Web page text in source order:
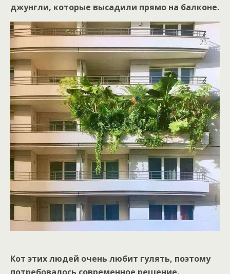
джунгли, которые высадили прямо на балконе.
Кот этих людей очень любит гулять, поэтому